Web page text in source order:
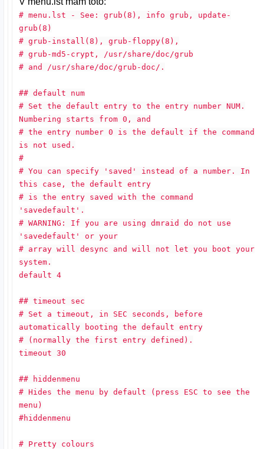
# menu.lst - See: grub(8), info grub, update-
grub(8)
# grub-install(8), grub-floppy(8),
# grub-md5-crypt, /usr/share/doc/grub
# and /usr/share/doc/grub-doc/.
## default num
# Set the default entry to the entry number NUM.
Numbering starts from 0, and
# the entry number 0 is the default if the command
is not used.
#
# You can specify 'saved' instead of a number. In
this case, the default entry
# is the entry saved with the command
'savedefault'.
# WARNING: If you are using dmraid do not use
'savedefault' or your
# array will desync and will not let you boot your
system.
default 4
## timeout sec
# Set a timeout, in SEC seconds, before
automatically booting the default entry
# (normally the first entry defined).
timeout 30
## hiddenmenu
# Hides the menu by default (press ESC to see the
menu)
#hiddenmenu
# Pretty colours